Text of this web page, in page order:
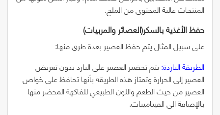
المنتجات عالية المحتوى من الملح.
حفظ‭ ‬الأغذية‭ ‬بالسكر(‬العصائر‭ ‬والمربيات‭(‬
على سبيل المثال يتم حفظ العصير بعدة طرق منها:
الطريقة الباردة:يتم تحضير العصير على البارد بدون تعريض
العصير إلى الحرارة وتمتاز هذه الطريقة بأنها تحافظ على خواص
العصير من حيث الطعم واللون الطبيعي للفاكهة المحضر منها
بالإضافة الى الفيتامينات.